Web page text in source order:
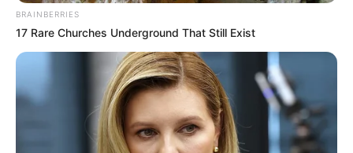
BRAINBERRIES
17 Rare Churches Underground That Still Exist